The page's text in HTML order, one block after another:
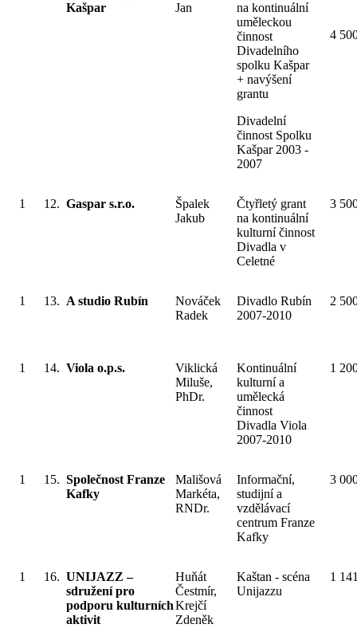
Kašpar
Jan
na kontinuální
uměleckou
činnost
Divadelního
spolku Kašpar
+ navýšení
grantu
Divadelní
činnost Spolku
Kašpar 2003 -
2007
4
1 12. Gaspar s.r.o.
Špalek
Jakub
Čtyřletý grant
na kontinuální
kulturní činnost
Divadla v
Celetné
3
1 13. A studio Rubín
Nováček
Radek
Divadlo Rubín
2007-2010
2
1 14. Viola o.p.s.
Viklická
Miluše,
PhDr.
Kontinuální
kulturní a
umělecká
činnost
Divadla Viola
2007-2010
1
1 15. Společnost Franze
Kafky
Mališová
Markéta,
RNDr.
Informační,
studijní a
vzdělávací
centrum Franze
Kafky
3
1 16. UNIJAZZ –
sdružení pro
podporu kulturních
aktivit
Huňát
Čestmír,
Krejčí
Zdeněk
Kaštan - scéna
Unijazzu
1